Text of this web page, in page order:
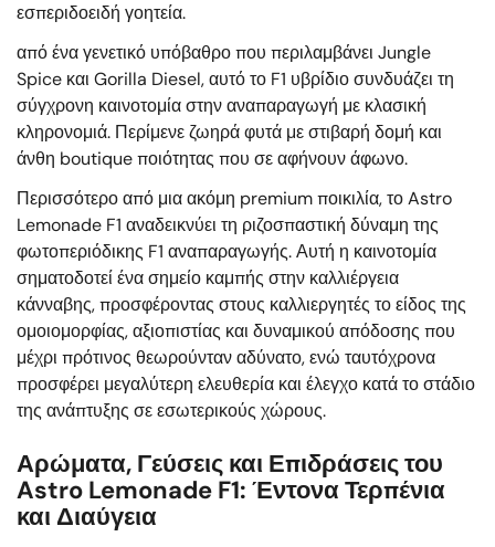
εσπεριδοειδή γοητεία.
από ένα γενετικό υπόβαθρο που περιλαμβάνει Jungle
Spice και Gorilla Diesel, αυτό το F1 υβρίδιο συνδυάζει τη
σύγχρονη καινοτομία στην αναπαραγωγή με κλασική
κληρονομιά. Περίμενε ζωηρά φυτά με στιβαρή δομή και
άνθη boutique ποιότητας που σε αφήνουν άφωνο.
Περισσότερο από μια ακόμη premium ποικιλία, το Astro
Lemonade F1 αναδεικνύει τη ριζοσπαστική δύναμη της
φωτοπεριόδικης F1 αναπαραγωγής. Αυτή η καινοτομία
σηματοδοτεί ένα σημείο καμπής στην καλλιέργεια
κάνναβης, προσφέροντας στους καλλιεργητές το είδος της
ομοιομορφίας, αξιοπιστίας και δυναμικού απόδοσης που
μέχρι πρότινος θεωρούνταν αδύνατο, ενώ ταυτόχρονα
προσφέρει μεγαλύτερη ελευθερία και έλεγχο κατά το στάδιο
της ανάπτυξης σε εσωτερικούς χώρους.
Αρώματα, Γεύσεις και Επιδράσεις του
Astro Lemonade F1: Έντονα Τερπένια
και Διαύγεια